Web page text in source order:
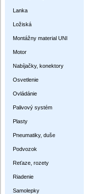
Lanka
Ložiská
Montážny material UNI
Motor
Nabíjačky, konektory
Osvetlenie
Ovládánie
Palivový systém
Plasty
Pneumatiky, duše
Podvozok
Reťaze, rozety
Riadenie
Samolepky